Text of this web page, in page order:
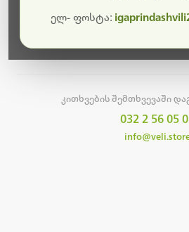
კითხვების შემთხვევაში
032 2 56 05
ელ- ფოსტა: